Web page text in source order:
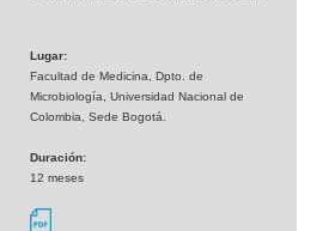
Lugar:
Facultad de Medicina, Dpto. de
Microbiología, Universidad Nacional de
Colombia, Sede Bogotá.
Duración:
12 meses